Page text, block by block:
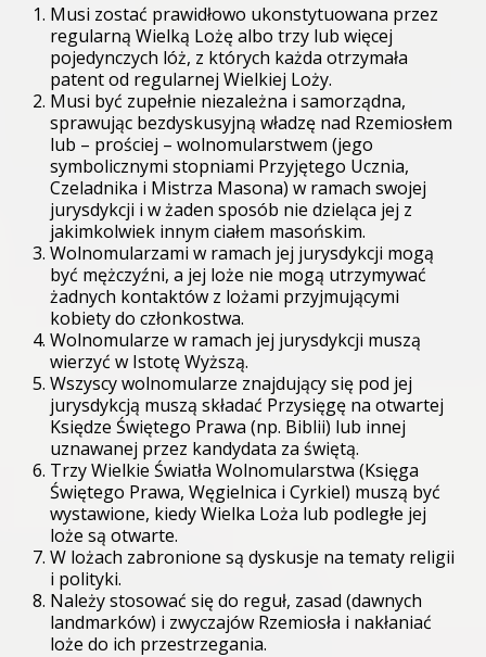
Musi zostać prawidłowo ukonstytuowana przez
regularną Wielką Lożę albo trzy lub więcej
pojedynczych lóż, z których każda otrzymała
patent od regularnej Wielkiej Loży.
Musi być zupełnie niezależna i samorządna,
sprawując bezdyskusyjną władzę nad Rzemiosłem
lub – prościej – wolnomularstwem (jego
symbolicznymi stopniami Przyjętego Ucznia,
Czeladnika i Mistrza Masona) w ramach swojej
jurysdykcji i w żaden sposób nie dzieląca jej z
jakimkolwiek innym ciałem masońskim.
Wolnomularzami w ramach jej jurysdykcji mogą
być mężczyźni, a jej loże nie mogą utrzymywać
żadnych kontaktów z lożami przyjmującymi
kobiety do członkostwa.
Wolnomularze w ramach jej jurysdykcji muszą
wierzyć w Istotę Wyższą.
Wszyscy wolnomularze znajdujący się pod jej
jurysdykcją muszą składać Przysięgę na otwartej
Księdze Świętego Prawa (np. Biblii) lub innej
uznawanej przez kandydata za świętą.
Trzy Wielkie Światła Wolnomularstwa (Księga
Świętego Prawa, Węgielnica i Cyrkiel) muszą być
wystawione, kiedy Wielka Loża lub podległe jej
loże są otwarte.
W lożach zabronione są dyskusje na tematy religii
i polityki.
Należy stosować się do reguł, zasad (dawnych
landmarków) i zwyczajów Rzemiosła i nakłaniać
loże do ich przestrzegania.